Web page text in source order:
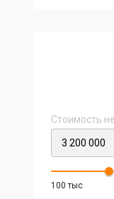
Стоимость
100 тыс